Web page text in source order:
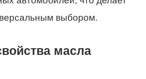
выбором.
масла